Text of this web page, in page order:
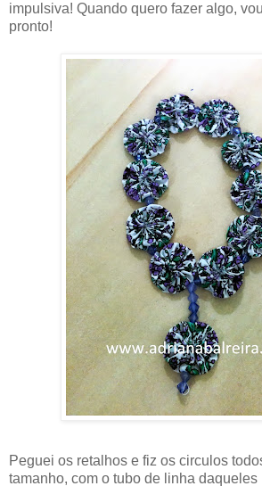
impulsiva! Quando quero fazer algo,
pronto!
Peguei os retalhos e fiz os circulos
tamanho, com o tubo de linha daqueles